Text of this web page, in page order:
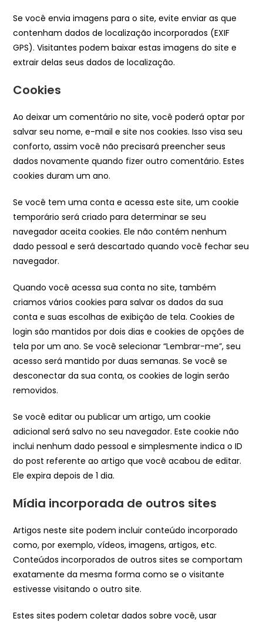
Se você envia imagens para o site, evite enviar as que
contenham dados de localização incorporados (EXIF
GPS). Visitantes podem baixar estas imagens do site e
extrair delas seus dados de localização.
Cookies
Ao deixar um comentário no site, você poderá optar por
salvar seu nome, e-mail e site nos cookies. Isso visa seu
conforto, assim você não precisará preencher seus
dados novamente quando fizer outro comentário. Estes
cookies duram um ano.
Se você tem uma conta e acessa este site, um cookie
temporário será criado para determinar se seu
navegador aceita cookies. Ele não contém nenhum
dado pessoal e será descartado quando você fechar seu
navegador.
Quando você acessa sua conta no site, também
criamos vários cookies para salvar os dados da sua
conta e suas escolhas de exibição de tela. Cookies de
login são mantidos por dois dias e cookies de opções de
tela por um ano. Se você selecionar “Lembrar-me”, seu
acesso será mantido por duas semanas. Se você se
desconectar da sua conta, os cookies de login serão
removidos.
Se você editar ou publicar um artigo, um cookie
adicional será salvo no seu navegador. Este cookie não
inclui nenhum dado pessoal e simplesmente indica o ID
do post referente ao artigo que você acabou de editar.
Ele expira depois de 1 dia.
Mídia incorporada de outros sites
Artigos neste site podem incluir conteúdo incorporado
como, por exemplo, vídeos, imagens, artigos, etc.
Conteúdos incorporados de outros sites se comportam
exatamente da mesma forma como se o visitante
estivesse visitando o outro site.
Estes sites podem coletar dados sobre você, usar